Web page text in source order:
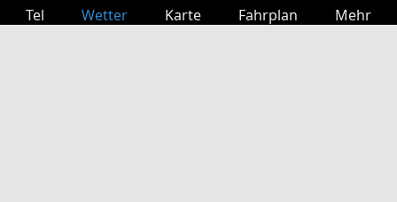
Tel Wetter Karte Fahrplan Mehr